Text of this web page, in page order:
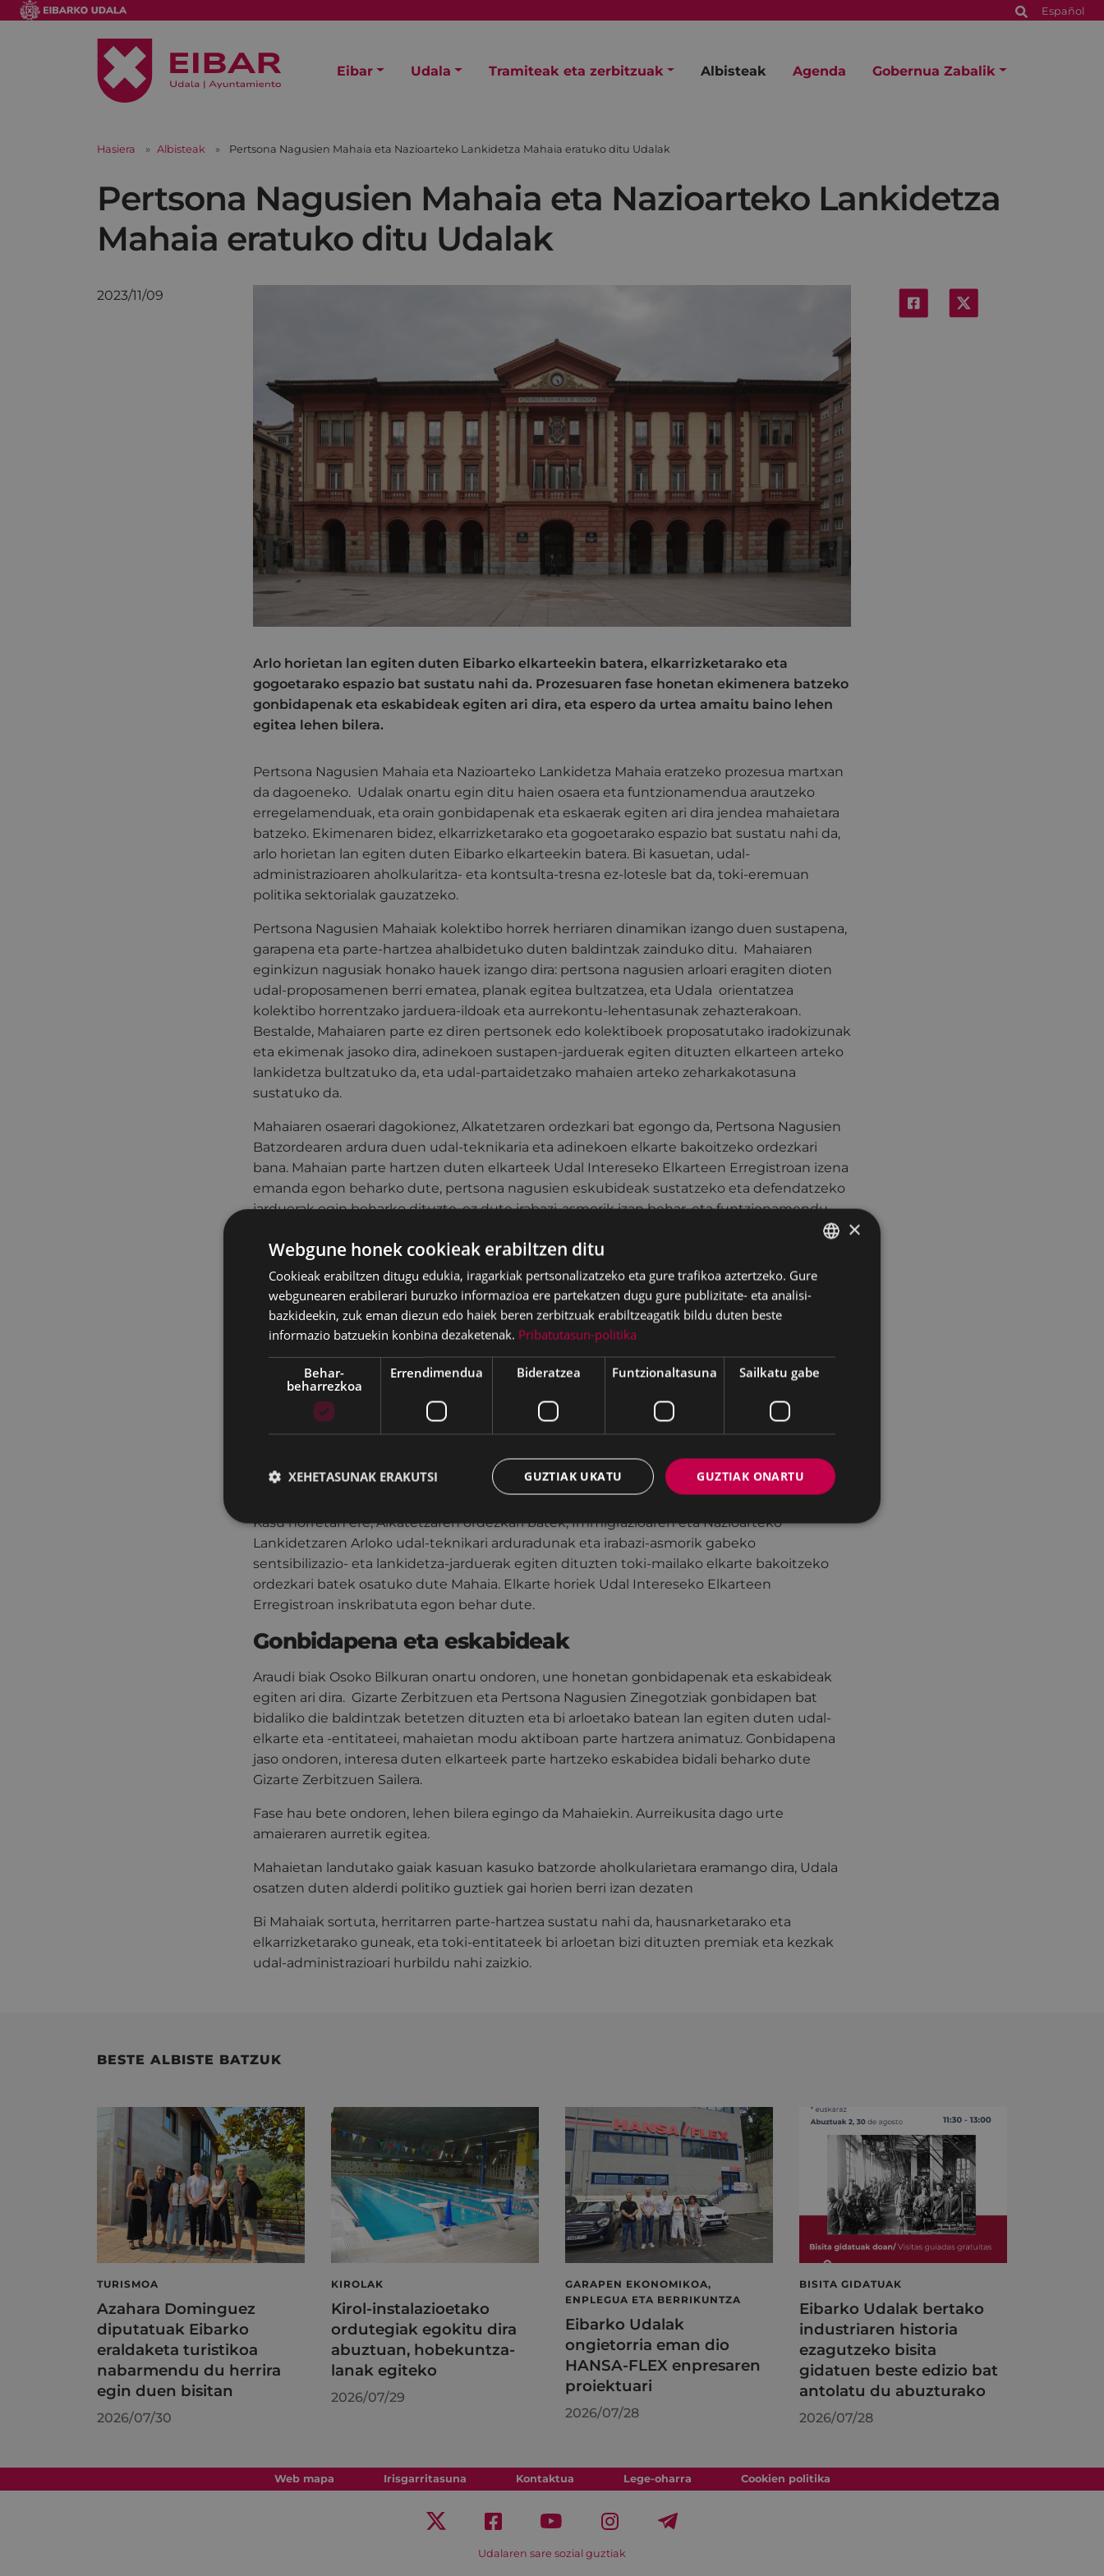
Español
Eibar Udala Tramiteak eta zerbitzuak Albisteak Agenda Gobernua Zabalik
Hasiera Albisteak Pertsona Nagusien Mahaia eta Nazioarteko Lankidetza Mahaia eratuko ditu Udalak
Pertsona Nagusien Mahaia eta Nazioarteko Lankidetza
Mahaia eratuko ditu Udalak
2023/11/09
Arlo horietan lan egiten duten Eibarko elkarteekin batera, elkarrizketarako eta
gogoetarako espazio bat sustatu nahi da. Prozesuaren fase honetan ekimenera batzeko
gonbidapenak eta eskabideak egiten ari dira, eta espero da urtea amaitu baino lehen
egitea lehen bilera.
Pertsona Nagusien Mahaia eta Nazioarteko Lankidetza Mahaia eratzeko prozesua martxan
da dagoeneko. Udalak onartu egin ditu haien osaera eta funtzionamendua arautzeko
erregelamenduak, eta orain gonbidapenak eta eskaerak egiten ari dira jendea mahaietara
batzeko. Ekimenaren bidez, elkarrizketarako eta gogoetarako espazio bat sustatu nahi da,
arlo horietan lan egiten duten Eibarko elkarteekin batera. Bi kasuetan, udal-
administrazioaren aholkularitza- eta kontsulta-tresna ez-lotesle bat da, toki-eremuan
politika sektorialak gauzatzeko.
Pertsona Nagusien Mahaiak kolektibo horrek herriaren dinamikan izango duen sustapena,
garapena eta parte-hartzea ahalbidetuko duten baldintzak zainduko ditu. Mahaiaren
eginkizun nagusiak honako hauek izango dira: pertsona nagusien arloari eragiten dioten
udal-proposamenen berri ematea, planak egitea bultzatzea, eta Udala orientatzea
kolektibo horrentzako jarduera-ildoak eta aurrekontu-lehentasunak zehazterakoan.
Bestalde, Mahaiaren parte ez diren pertsonek edo kolektiboek proposatutako iradokizunak
eta ekimenak jasoko dira, adinekoen sustapen-jarduerak egiten dituzten elkarteen arteko
lankidetza bultzatuko da, eta udal-partaidetzako mahaien arteko zeharkakotasuna
sustatuko da.
Mahaiaren osaerari dagokionez, Alkatetzaren ordezkari bat egongo da, Pertsona Nagusien
Batzordearen ardura duen udal-teknikaria eta adinekoen elkarte bakoitzeko ordezkari
bana. Mahaian parte hartzen duten elkarteek Udal Intereseko Elkarteen Erregistroan izena
emanda egon beharko dute, pertsona nagusien eskubideak sustatzeko eta defendatzeko
jarduerak egin beharko dituzte, ez dute irabazi-asmorik izan behar, eta funtzionamendu
Bestalde, Nazioarteko Lankidetzarako Mahaiaren helburua da giza garapen jasangarria eta
soziala sustatzea toki- eta nazioarte-mailan; Mahaian ez dute lekurik izango alderdi-izaerako
eztabaida eta jarrera politikoek. Haren eginkizuna izango da udal-politika bideratzea,
pertsona guztien arteko berdintasuna sustatzea, eta ekitatea, tolerantzia, diskriminaziorik
eza eta gizakien arteko elkartasuna indartzea, Eibarko gizartean herrialde pobretuekiko eta
pertsona guztiekiko elkartasuna eta kontzientziazioa bultzatzeko xedez. Bere eginkizunen
artean honako hauek daude: aukera-berdintasunerako udal-planak egitea bultzatzea eta
haien jarraipena egitea; jarduera-ildo orokorrak eta aurrekontu-lehentasunak zehazteko
toki-administrazioari aholkularitza ematea; Mahaian parte hartzen ez duten pertsonek eta
lankidetza-jarduerak egiten dituzten elkarteen eta erakundeen arteko partaidetza,
lankidetza eta lankidetza bultzatzea.
Kasu horretan ere, Alkatetzaren ordezkari batek, Immigrazioaren eta Nazioarteko
Lankidetzaren Arloko udal-teknikari arduradunak eta irabazi-asmorik gabeko
sentsibilizazio- eta lankidetza-jarduerak egiten dituzten toki-mailako elkarte bakoitzeko
ordezkari batek osatuko dute Mahaia. Elkarte horiek Udal Intereseko Elkarteen
Erregistroan inskribatuta egon behar dute.
Gonbidapena eta eskabideak
Araudi biak Osoko Bilkuran onartu ondoren, une honetan gonbidapenak eta eskabideak
egiten ari dira. Gizarte Zerbitzuen eta Pertsona Nagusien Zinegotziak gonbidapen bat
bidaliko die baldintzak betetzen dituzten eta bi arloetako batean lan egiten duten udal-
elkarte eta -entitateei, mahaietan modu aktiboan parte hartzera animatuz. Gonbidapena
jaso ondoren, interesa duten elkarteek parte hartzeko eskabidea bidali beharko dute
Gizarte Zerbitzuen Sailera.
Fase hau bete ondoren, lehen bilera egingo da Mahaiekin. Aurreikusita dago urte
amaieraren aurretik egitea.
Mahaietan landutako gaiak kasuan kasuko batzorde aholkularietara eramango dira, Udala
osatzen duten alderdi politiko guztiek gai horien berri izan dezaten
Bi Mahaiak sortuta, herritarren parte-hartzea sustatu nahi da, hausnarketarako eta
elkarrizketarako guneak, eta toki-entitateek bi arloetan bizi dituzten premiak eta kezkak
udal-administrazioari hurbildu nahi zaizkio.
BESTE ALBISTE BATZUK
TURISMOA
Azahara Dominguez
diputatuak Eibarko
eraldaketa turistikoa
nabarmendu du herrira
egin duen bisitan
2026/07/30
KIROLAK
Kirol-instalazioetako
ordutegiak egokitu dira
abuztuan, hobekuntza-
lanak egiteko
2026/07/29
GARAPEN EKONOMIKOA,
ENPLEGUA ETA BERRIKUNTZA
Eibarko Udalak
ongietorria eman dio
HANSA-FLEX enpresaren
proiektuari
2026/07/28
BISITA GIDATUAK
Eibarko Udalak bertako
industriaren historia
ezagutzeko bisita
gidatuen beste edizio bat
antolatu du abuzturako
2026/07/28
Web mapa Irisgarritasuna Kontaktua Lege-oharra Cookien politika
Udalaren sare sozial guztiak
BASQUE
SPANISH
×
Webgune honek cookieak erabiltzen ditu
Cookieak erabiltzen ditugu edukia, iragarkiak pertsonalizatzeko eta gure trafikoa aztertzeko. Gure
webgunearen erabilerari buruzko informazioa ere partekatzen dugu gure publizitate- eta analisi-
bazkideekin, zuk eman diezun edo haiek beren zerbitzuak erabiltzeagatik bildu duten beste
informazio batzuekin konbina dezaketenak. Pribatutasun-politika
Behar-
beharrezkoa
Errendimendua Bideratzea Funtzionaltasuna Sailkatu gabe
GUZTIAK ONARTU
GUZTIAK UKATU
XEHETASUNAK ERAKUTSI